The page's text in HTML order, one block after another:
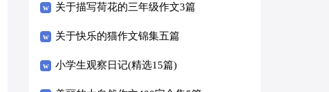
关于描写荷花的三年级作文3篇
关于快乐的猫作文锦集五篇
小学生观察日记(精选15篇)